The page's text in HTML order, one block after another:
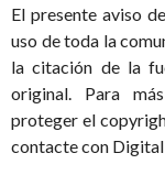
El presente aviso
uso de toda la
la citación de la
original. Para
proteger el
contacte con